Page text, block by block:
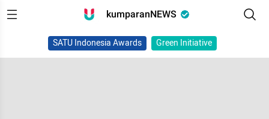
kumparanNEWS
SATU Indonesia Awards Green Initiative